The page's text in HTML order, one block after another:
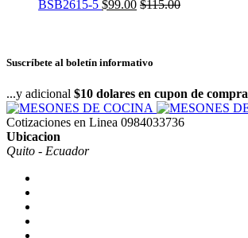
BSB2615-5 $99.00 $115.00
Suscríbete al boletín informativo
...y adicional $10 dolares en cupon de compra
Cotizaciones en Linea 0984033736
Ubicacion
Quito - Ecuador